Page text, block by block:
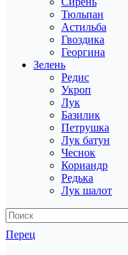
Тюльпан
Астильба
Гвоздика
Георгина
Зелень
Редис
Укроп
Лук
Базилик
Петрушка
Лук батун
Чеснок
Кориандр
Редька
Лук шалот
Перец